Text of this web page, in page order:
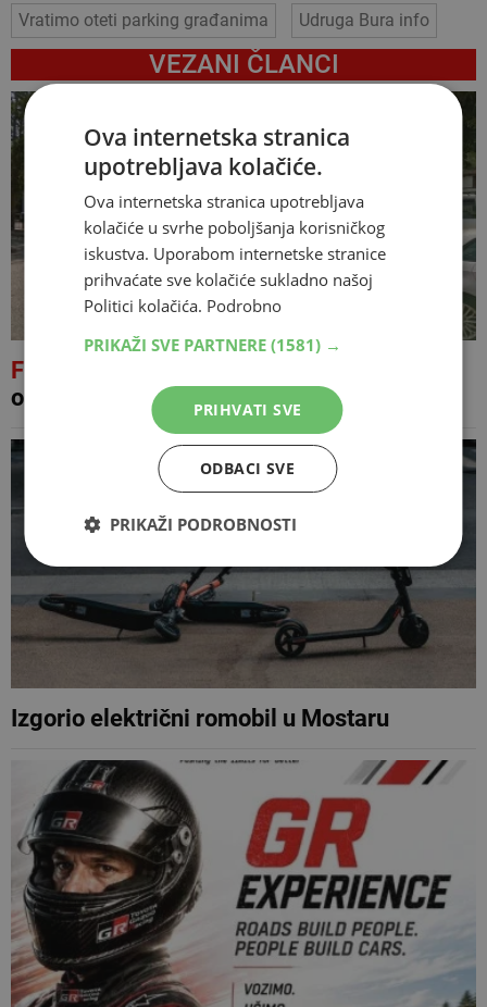
Vratimo oteti parking građanima Udruga Bura info
VEZANI ČLANCI
FOTO
opasna ograda kod mostarske škole
Izgorio električni romobil u Mostaru
Ova internetska stranica
upotrebljava kolačiće.
Ova internetska stranica upotrebljava
kolačiće u svrhe poboljšanja korisničkog
iskustva. Uporabom internetske stranice
prihvaćate sve kolačiće sukladno našoj
Politici kolačića. Podrobno
PRIKAŽI SVE PARTNERE (1581) →
PRIHVATI SVE
ODBACI SVE
PRIKAŽI PODROBNOSTI